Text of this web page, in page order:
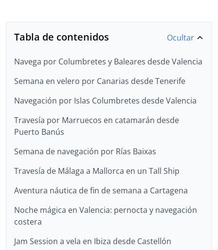
Tabla de contenidos Ocultar
Navega por Columbretes y Baleares desde Valencia
Semana en velero por Canarias desde Tenerife
Navegación por Islas Columbretes desde Valencia
Travesía por Marruecos en catamarán desde
Puerto Banús
Semana de navegación por Rías Baixas
Travesía de Málaga a Mallorca en un Tall Ship
Aventura náutica de fin de semana a Cartagena
Noche mágica en Valencia: pernocta y navegación
costera
Jam Session a vela en Ibiza desde Castellón